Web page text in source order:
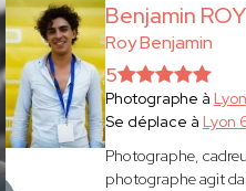
Benjamin ROY
Roy Benjamin
5
Photographe à
Se déplace à Lyon
Photographe,
photographe agit